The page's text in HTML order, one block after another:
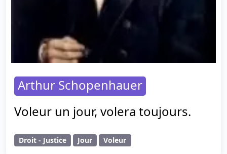
Arthur Schopenhauer
Voleur un jour, volera toujours.
Droit - Justice Jour Voleur